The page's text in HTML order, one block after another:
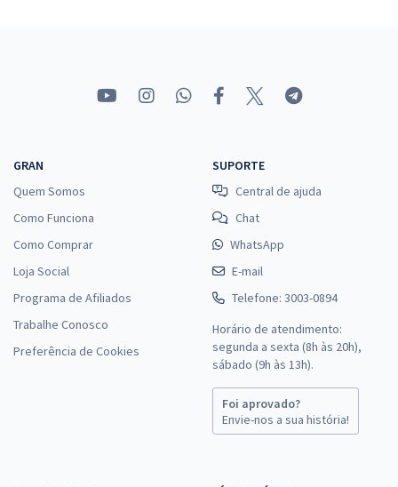
à vista
29,52
Economize R$ 88,56 (-20%)
Comprar
UNIRIO - Universidade Federal do Estado do Rio de Janeiro - Cargo
303: Técnico de Tecnologia da Informação
34,65
Economize R$ 103,96 (-20%)
GRAN
Quem Somos
Como Funciona
Como Comprar
Loja Social
Programa de Afiliados
Trabalhe Conosco
Preferência de Cookies
SUPORTE
Central de ajuda
Chat
WhatsApp
E-mail
Telefone: 3003-0894
Horário de atendimento:
segunda a sexta (8h às 20h),
sábado (9h às 13h).
Foi aprovado?
Envie-nos a sua história!